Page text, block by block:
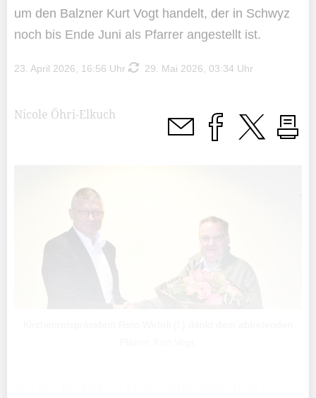
um den Balzner Kurt Vogt handelt, der in Schwyz
noch bis Ende Juni als Pfarrer angestellt ist.
23. April 2026, 16:56 Uhr 29. Mai 2026, 03:34 Uhr
Nicole Öhri-Elkuch